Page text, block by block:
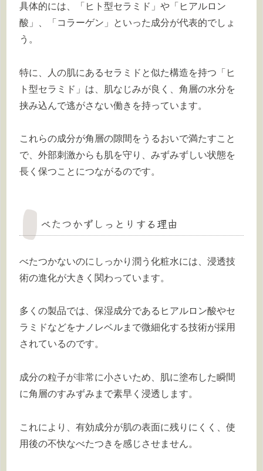
具体的には、「ヒト型セラミド」や「ヒアルロン
酸」、「コラーゲン」といった成分が代表的でしょ
う。
特に、人の肌にあるセラミドと似た構造を持つ「ヒ
ト型セラミド」は、肌なじみが良く、角層の水分を
挟み込んで逃がさない働きを持っています。
これらの成分が角層の隙間をうるおいで満たすこと
で、外部刺激からも肌を守り、みずみずしい状態を
長く保つことにつながるのです。
べたつかずしっとりする理由
べたつかないのにしっかり潤う化粧水には、浸透技
術の進化が大きく関わっています。
多くの製品では、保湿成分であるヒアルロン酸やセ
ラミドなどをナノレベルまで微細化する技術が採用
されているのです。
成分の粒子が非常に小さいため、肌に塗布した瞬間
に角層のすみずみまで素早く浸透します。
これにより、有効成分が肌の表面に残りにくく、使
用後の不快なべたつきを感じさせません。